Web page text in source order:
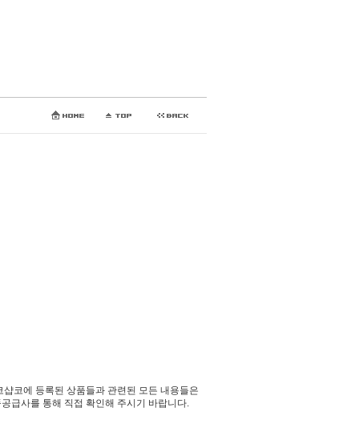
코에 등록된 상품들과 관련된 모든 내용들은
급사를 통해 직접 확인해 주시기 바랍니다.​